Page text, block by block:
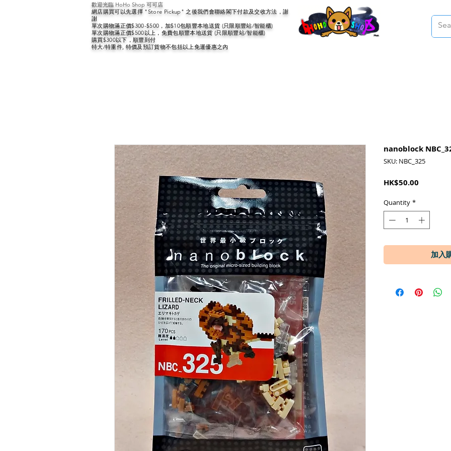
歡迎光臨 HoHo Shop 可可店
網店購買可以先選擇 "Store Pickup" 之後我們會聯絡閣下付款及交收方法，謝
謝
單次購物滿正價$300-$500，加$10包順豐本地送貨 (只限順豐站/智能櫃)
單次購物滿正價$500以上，免費包順豐本地送貨 (只限順豐站/智能櫃)
購買$300以下，順豐到付
特大/特重件, 特價及預訂貨物不包括以上免運優惠之內
nanoblock
SKU: NBC_325
HK$50.00
Quantity *